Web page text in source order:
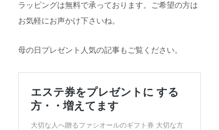
ラッピングは無料で承っております。ご希望の方は
お気軽にお声かけ下さいね。
母の日プレゼント人気の記事もご覧ください。